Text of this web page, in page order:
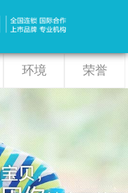
环境 荣誉